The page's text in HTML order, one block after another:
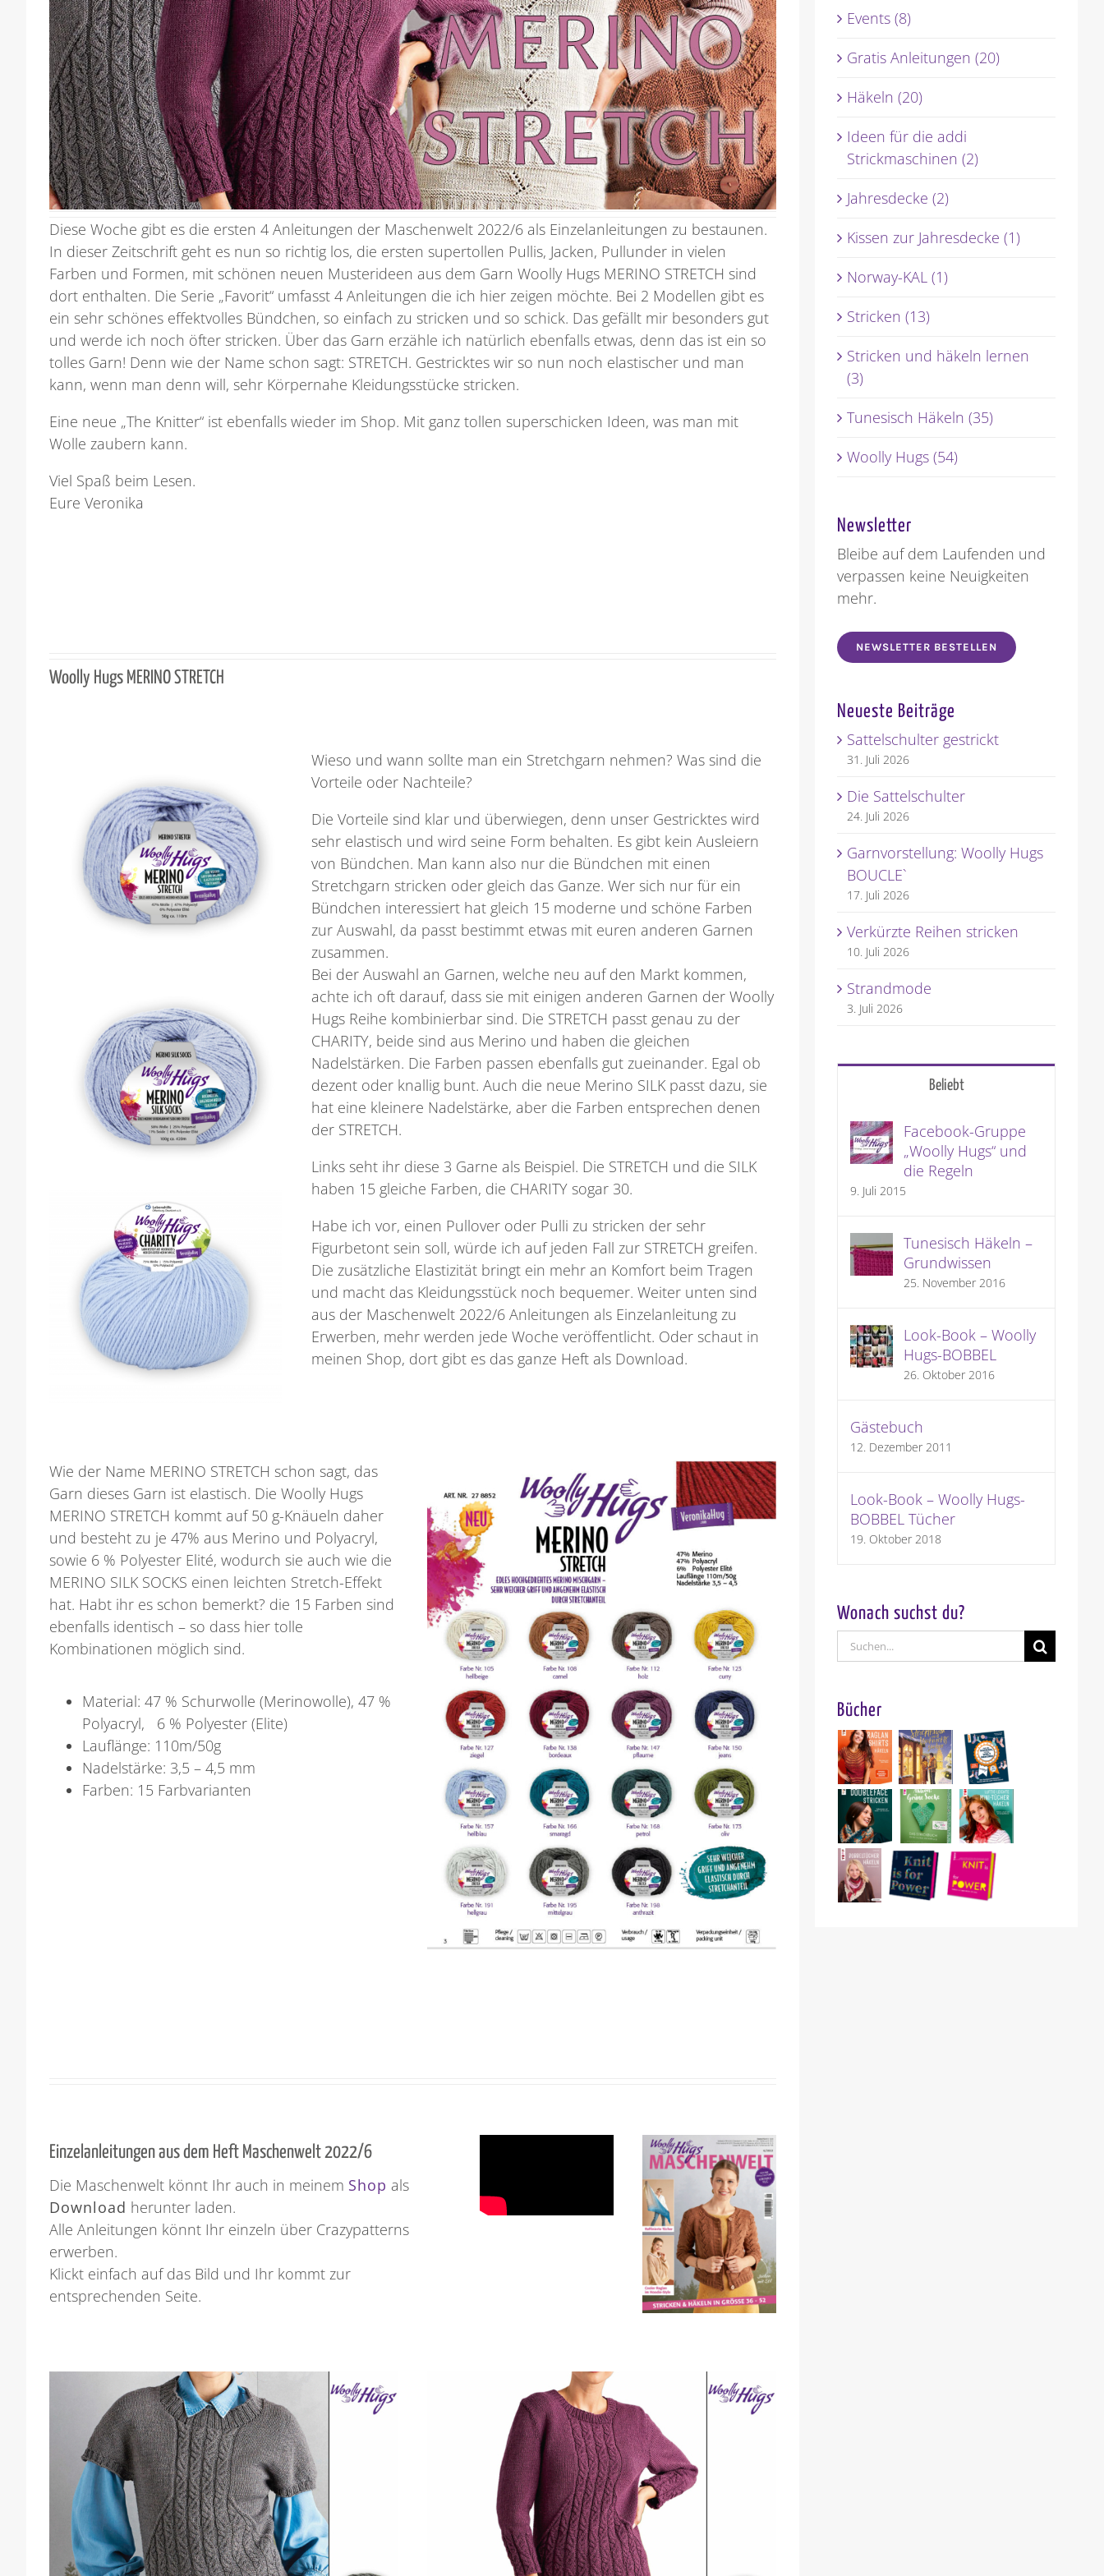
Diese Woche gibt es die ersten 4 Anleitungen der Maschenwelt 2022/6 als Einzelanleitungen zu bestaunen.
In dieser Zeitschrift geht es nun so richtig los, die ersten supertollen Pullis, Jacken, Pullunder in vielen
Farben und Formen, mit schönen neuen Musterideen aus dem Garn Woolly Hugs MERINO STRETCH sind
dort enthalten. Die Serie „Favorit“ umfasst 4 Anleitungen die ich hier zeigen möchte. Bei 2 Modellen gibt es
ein sehr schönes effektvolles Bündchen, so einfach zu stricken und so schick. Das gefällt mir besonders gut
und werde ich noch öfter stricken. Über das Garn erzähle ich natürlich ebenfalls etwas, denn das ist ein so
tolles Garn! Denn wie der Name schon sagt: STRETCH. Gestricktes wir so nun noch elastischer und man
kann, wenn man denn will, sehr Körpernahe Kleidungsstücke stricken.
Eine neue „The Knitter“ ist ebenfalls wieder im Shop. Mit ganz tollen superschicken Ideen, was man mit
Wolle zaubern kann.
Viel Spaß beim Lesen.
Eure Veronika
Woolly Hugs MERINO STRETCH
Wieso und wann sollte man ein Stretchgarn nehmen? Was sind die
Vorteile oder Nachteile?
Die Vorteile sind klar und überwiegen, denn unser Gestricktes wird
sehr elastisch und wird seine Form behalten. Es gibt kein Ausleiern
von Bündchen. Man kann also nur die Bündchen mit einen
Stretchgarn stricken oder gleich das Ganze. Wer sich nur für ein
Bündchen interessiert hat gleich 15 moderne und schöne Farben
zur Auswahl, da passt bestimmt etwas mit euren anderen Garnen
zusammen.
Bei der Auswahl an Garnen, welche neu auf den Markt kommen,
achte ich oft darauf, dass sie mit einigen anderen Garnen der Woolly
Hugs Reihe kombinierbar sind. Die STRETCH passt genau zu der
CHARITY, beide sind aus Merino und haben die gleichen
Nadelstärken. Die Farben passen ebenfalls gut zueinander. Egal ob
dezent oder knallig bunt. Auch die neue Merino SILK passt dazu, sie
hat eine kleinere Nadelstärke, aber die Farben entsprechen denen
der STRETCH.
Links seht ihr diese 3 Garne als Beispiel. Die STRETCH und die SILK
haben 15 gleiche Farben, die CHARITY sogar 30.
Habe ich vor, einen Pullover oder Pulli zu stricken der sehr
Figurbetont sein soll, würde ich auf jeden Fall zur STRETCH greifen.
Die zusätzliche Elastizität bringt ein mehr an Komfort beim Tragen
und macht das Kleidungsstück noch bequemer. Weiter unten sind
aus der Maschenwelt 2022/6 Anleitungen als Einzelanleitung zu
Erwerben, mehr werden jede Woche veröffentlicht. Oder schaut in
meinen Shop, dort gibt es das ganze Heft als Download.
Wie der Name MERINO STRETCH schon sagt, das
Garn dieses Garn ist elastisch. Die Woolly Hugs
MERINO STRETCH kommt auf 50 g-Knäueln daher
und besteht zu je 47% aus Merino und Polyacryl,
sowie 6 % Polyester Elité, wodurch sie auch wie die
MERINO SILK SOCKS einen leichten Stretch-Effekt
hat. Habt ihr es schon bemerkt? die 15 Farben sind
ebenfalls identisch – so dass hier tolle
Kombinationen möglich sind.
Material: 47 % Schurwolle (Merinowolle), 47 %
Polyacryl, 6 % Polyester (Elite)
Lauflänge: 110m/50g
Nadelstärke: 3,5 – 4,5 mm
Farben: 15 Farbvarianten
Einzelanleitungen aus dem Heft Maschenwelt 2022/6
Die Maschenwelt könnt Ihr auch in meinem Shop als
Download herunter laden.
Alle Anleitungen könnt Ihr einzeln über Crazypatterns
erwerben.
Klickt einfach auf das Bild und Ihr kommt zur
entsprechenden Seite.
Events (8)
Gratis Anleitungen (20)
Häkeln (20)
Ideen für die addi
Strickmaschinen (2)
Jahresdecke (2)
Kissen zur Jahresdecke (1)
Norway-KAL (1)
Stricken (13)
Stricken und häkeln lernen
(3)
Tunesisch Häkeln (35)
Woolly Hugs (54)
Newsletter
Bleibe auf dem Laufenden und
verpassen keine Neuigkeiten
mehr.
NEWSLETTER BESTELLEN
Neueste Beiträge
Sattelschulter gestrickt
31. Juli 2026
Die Sattelschulter
24. Juli 2026
Garnvorstellung: Woolly Hugs
BOUCLE`
17. Juli 2026
Verkürzte Reihen stricken
10. Juli 2026
Strandmode
3. Juli 2026
Beliebt
Facebook-Gruppe
„Woolly Hugs“ und
die Regeln
9. Juli 2015
Tunesisch Häkeln –
Grundwissen
25. November 2016
Look-Book – Woolly
Hugs-BOBBEL
26. Oktober 2016
Gästebuch
12. Dezember 2011
Look-Book – Woolly Hugs-
BOBBEL Tücher
19. Oktober 2018
Wonach suchst du?
Suche
nach:
Bücher